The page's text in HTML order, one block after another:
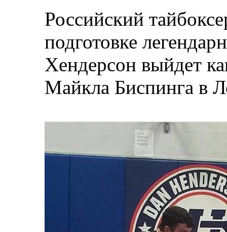
Российский
подготовке
Хендерсон выйдет
Майкла Биспинга в